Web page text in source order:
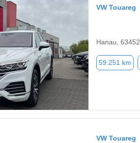
VW Touareg
Hanau, 63452
59.251 km
VW Touareg